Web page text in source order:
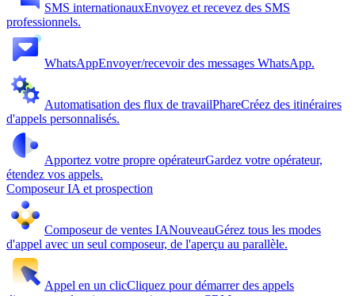
SMS internationauxEnvoyez et recevez des SMS
professionnels.
WhatsAppEnvoyer/recevoir des messages WhatsApp.
Automatisation des flux de travailPhareCréez des itinéraires
d'appels personnalisés.
Apportez votre propre opérateurGardez votre opérateur,
étendez vos appels.
Composeur IA et prospection
Composeur de ventes IANouveauGérez tous les modes
d'appel avec un seul composeur, de l'aperçu au parallèle.
Appel en un clicCliquez pour démarrer des appels